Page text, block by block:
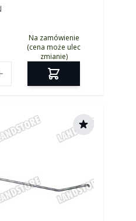
Na zamówienie
(cena może ulec
zmianie)